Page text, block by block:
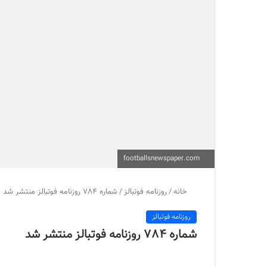
خانه/روزنامه فوتبالز/شماره 784 روزنامه فوتبالز منتشر شد
روزنامه فوتبالز
شماره 784 روزنامه فوتبالز منتشر شد